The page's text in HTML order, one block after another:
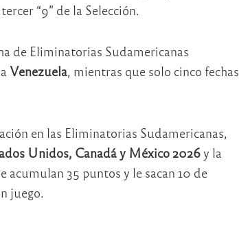
“9” de la Selección.
de Eliminatorias Sudamericanas
Venezuela, mientras que solo cinco fechas
en las Eliminatorias Sudamericanas,
Unidos, Canadá y México 2026y la
acumulan 35 puntos y le sacan 10 de
juego.